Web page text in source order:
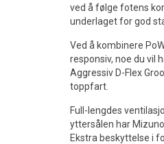
ved å følge fotens
underlaget for god
Ved å kombinere
responsiv, noe du vil
Aggressiv D-Flex
toppfart.
Full-lengdes
yttersålen har
Ekstra beskyttelse i